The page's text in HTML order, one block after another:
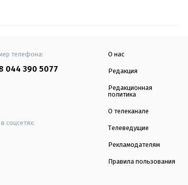
телефона:
044 390 5077
соцсетях:
О нас
Редакция
Редакционная
политика
О телеканале
Телеведущие
Рекламодателям
Правила пользования